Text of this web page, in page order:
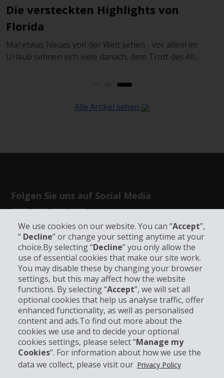
We use cookies on our website. You can “Accept”,
“ Decline” or change your setting anytime at your
choice.By selecting “Decline” you only allow the
use of essential cookies that make our site work.
You may disable these by changing your browser
settings, but this may affect how the website
functions. By selecting “Accept”, we will set all
optional cookies that help us analyse traffic, offer
enhanced functionality, as well as personalised
content and ads.To find out more about the
cookies we use and to decide your optional
cookies settings, please select “Manage my
Cookies”. For information about how we use the
data we collect, please visit our Privacy Policy
im
Ihr ultimativer Miami-Guide
Miami ist das ideale Urlaubsziel für alle, die
Karibikfeeling mit goldenen Sandstränden u...
Alle Artikel sehen
Folgen Sie uns auf Social Media
Unternehmensinformation
Partner
Kundenservice
Mieten bei Hertz